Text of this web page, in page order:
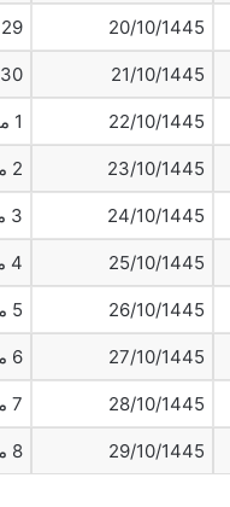
20/10/1445 29 أبريل 2024
21/10/1445 30 أبريل 2024
22/10/1445 1 مايو 2024
23/10/1445 2 مايو 2024
24/10/1445 3 مايو 2024
25/10/1445 4 مايو 2024
26/10/1445 5 مايو 2024
27/10/1445 6 مايو 2024
28/10/1445 7 مايو 2024
29/10/1445 8 مايو 2024